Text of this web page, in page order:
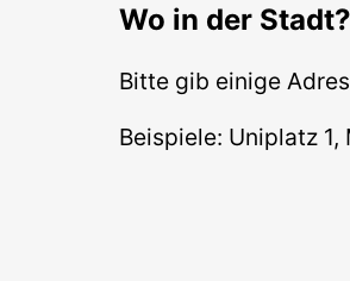
Wo in der Stadt?
Bitte gib einige
Beispiele: Uniplatz